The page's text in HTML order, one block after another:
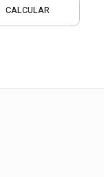
CALCULAR